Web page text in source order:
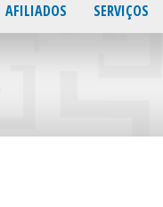
AFILIADOS SERVIÇOS